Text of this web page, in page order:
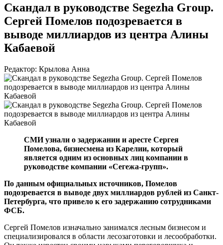
Скандал в руководстве Segezha Group.
Сергей Помелов подозревается в
выводе миллиардов из центра Алины
Кабаевой
Редактор: Крылова Анна
СМИ узнали о задержании и аресте Сергея
Помелова, бизнесмена из Карелии, который
является одним из основных лиц компании в
руководстве компании «Сегежа-групп».
По данным официальных источников, Помелов
подозревается в выводе двух миллиардов рублей из Санкт-
Петербурга, что привело к его задержанию сотрудниками
ФСБ.
Сергей Помелов изначально занимался лесным бизнесом и
специализировался в области лесозаготовки и лесообработки.